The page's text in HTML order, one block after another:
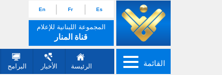
Es
Fr
En
المجموعة اللبنانية للإعلام
قناة المنار
القائمة الرئيسة الأخبار البرامج